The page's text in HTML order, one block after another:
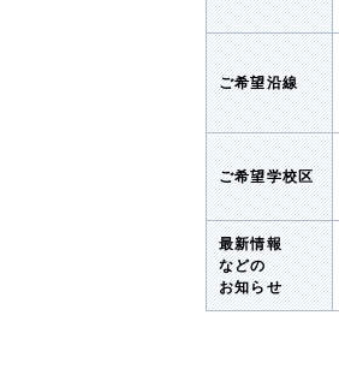
ご希望沿線
ご希望学校区
最新情報
などの
お知らせ